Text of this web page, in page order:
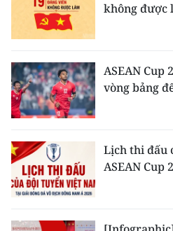
VỀ BÁO NHÂN DÂN
THỜI NAY
NHÂN DÂN CUỐI TUẦN
MUA BÁO
ĐỌC BÁO IN
không được
ASEAN Cup
vòng bảng
Lịch thi đấu
ASEAN Cup